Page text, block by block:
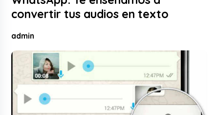
convertir tus audios en texto
admin